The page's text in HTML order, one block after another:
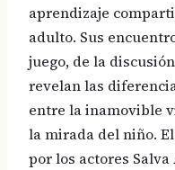
aprendizaje
adulto. Sus
juego, de la
revelan las
entre la inamovible
la mirada del niño.
por los actores